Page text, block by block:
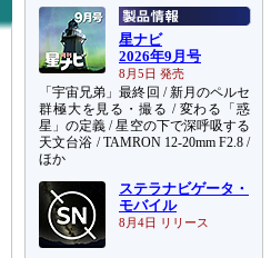
星ナビ
2026年9月号
8月5日 発売
「宇宙兄弟」最終回 / 新月のペルセ
群極大を見る・撮る / 変わる「惑
星」の定義 / 星空の下で深呼吸する
天文台浴 / TAMRON 12-20mm F2.8 /
ほか
ステラナビゲータ・
モバイル
8月4日 リリース